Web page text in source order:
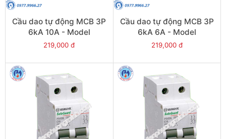
Cầu dao tự động MCB 3P
6kA 10A - Model
PS45S/C3010
219,000 đ
Cầu dao tự động MCB 3P
6kA 6A - Model
PS45S/C3006
219,000 đ